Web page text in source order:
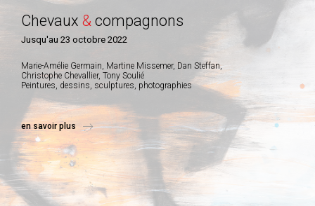
Chevaux & compagnons
Jusqu'au 23 octobre 2022
Marie-Amélie Germain, Martine Missemer, Dan Steffan,
Christophe Chevallier, Tony Soulié
Peintures, dessins, sculptures, photographies
en savoir plus